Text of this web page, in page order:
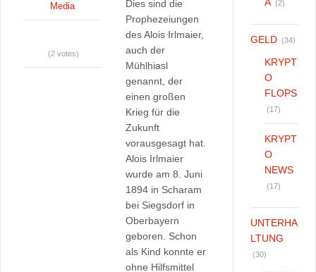
Dies sind die
Prophezeiungen
des Alois Irlmaier,
auch der
Mühlhiasl
genannt, der
einen großen
Krieg für die
Zukunft
vorausgesagt hat.
Alois Irlmaier
wurde am 8. Juni
1894 in Scharam
bei Siegsdorf in
Oberbayern
geboren. Schon
als Kind konnte er
ohne Hilfsmittel
Media
(2 votes)
(2)
GELD (34)
KRYPT
O
FLOPS
(17)
KRYPT
O
NEWS
(17)
UNTERHA
LTUNG
(30)